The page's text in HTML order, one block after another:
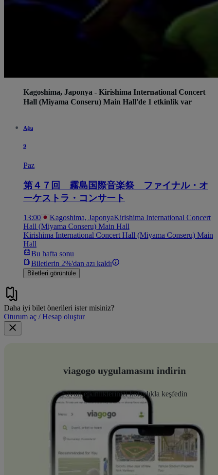
Kagoshima, Japonya - Kirishima International Concert
Hall (Miyama Conseru) Main Hall'de 1 etkinlik var
Ağu
9
Paz
第４７回 霧島国際音楽祭 ファイナル・オ
ーケストラ・コンサート
13:00 Kagoshima, JaponyaKirishima International Concert
Hall (Miyama Conseru) Main Hall
Kirishima International Concert Hall (Miyama Conseru) Main
Hall
Bu hafta sonu
Biletlerin 2%'dan azı kaldı
Biletleri görüntüle
Daha iyi bilet önerileri ister misiniz?
Oturum aç / Hesap oluştur
viagogo uygulamasını indirin
Favori etkinliklerinizi kolaylıkla keşfedin